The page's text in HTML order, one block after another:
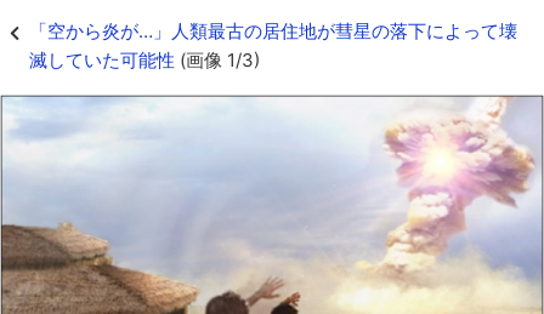
「空から炎が…」人類最古の居住地が彗星の落下によって壊
滅していた可能性 (画像 1/3)